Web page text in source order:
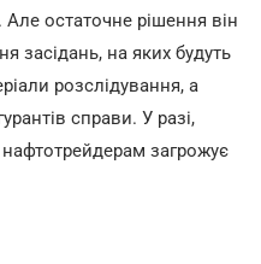
Але остаточне рішення він
засідань, на яких будуть
розслідування, а
справи. У разі,
загрожує